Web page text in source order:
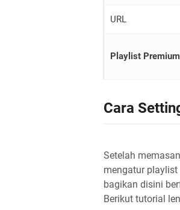
URL
Playlist Premium
Cara
Setelah
mengatur
bagikan disini
Berikut tutorial